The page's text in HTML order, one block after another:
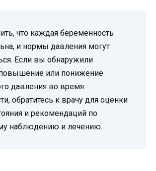
что каждая беременность
и нормы давления могут
Если вы обнаружили
или понижение
давления во время
обратитесь к врачу для оценки
и рекомендаций по
наблюдению и лечению.